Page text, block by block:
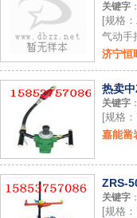
关键字 ：
[规格
气动手
济宁恒
热卖
关键字 ：
[规格
嘉能凿
ZRS-
关键字 ：
[规格